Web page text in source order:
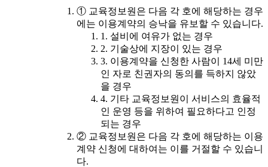
① 교육정보원은 다음 각 호에 해당하는 경우
에는 이용계약의 승낙을 유보할 수 있습니다.
1. 설비에 여유가 없는 경우
2. 기술상에 지장이 있는 경우
3. 이용계약을 신청한 사람이 14세 미만
인 자로 친권자의 동의를 득하지 않았
을 경우
4. 기타 교육정보원이 서비스의 효율적
인 운영 등을 위하여 필요하다고 인정
되는 경우
② 교육정보원은 다음 각 호에 해당하는 이용
계약 신청에 대하여는 이를 거절할 수 있습니
다.